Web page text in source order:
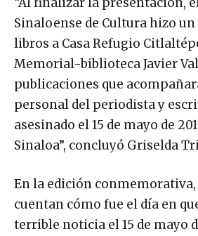
Sinaloense de Cultura hizo
libros a Casa Refugio
Memorial-biblioteca Javier
publicaciones que
personal del periodista y
asesinado el 15 de mayo de
Sinaloa”, concluyó Griselda
En la edición
cuentan cómo fue el día en
terrible noticia el 15 de mayo